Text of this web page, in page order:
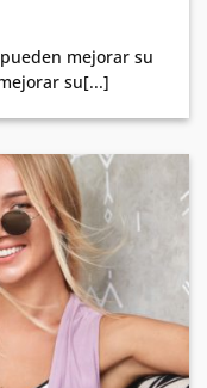
mejorar su
su[...]